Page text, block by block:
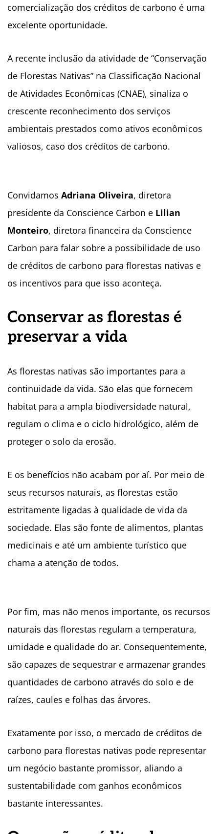
comercialização dos créditos de carbono é uma
excelente oportunidade.
A recente inclusão da atividade de “Conservação
de Florestas Nativas” na Classificação Nacional
de Atividades Econômicas (CNAE), sinaliza o
crescente reconhecimento dos serviços
ambientais prestados como ativos econômicos
valiosos, caso dos créditos de carbono.
Convidamos Adriana Oliveira, diretora
presidente da Conscience Carbon e Lilian
Monteiro, diretora financeira da Conscience
Carbon para falar sobre a possibilidade de uso
de créditos de carbono para florestas nativas e
os incentivos para que isso aconteça.
Conservar as florestas é
preservar a vida
As florestas nativas são importantes para a
continuidade da vida. São elas que fornecem
habitat para a ampla biodiversidade natural,
regulam o clima e o ciclo hidrológico, além de
proteger o solo da erosão.
E os benefícios não acabam por aí. Por meio de
seus recursos naturais, as florestas estão
estritamente ligadas à qualidade de vida da
sociedade. Elas são fonte de alimentos, plantas
medicinais e até um ambiente turístico que
chama a atenção de todos.
Por fim, mas não menos importante, os recursos
naturais das florestas regulam a temperatura,
umidade e qualidade do ar. Consequentemente,
são capazes de sequestrar e armazenar grandes
quantidades de carbono através do solo e de
raízes, caules e folhas das árvores.
Exatamente por isso, o mercado de créditos de
carbono para florestas nativas pode representar
um negócio bastante promissor, aliando a
sustentabilidade com ganhos econômicos
bastante interessantes.